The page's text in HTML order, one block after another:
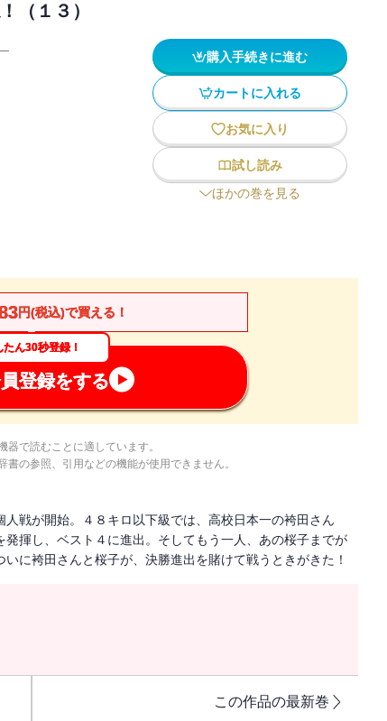
（１３）
購入手続きに進む
カートに入れる
お気に入り
試し読み
ほかの巻を見る
円(税込)で買える！
たん30秒登録！
登録をする
で読むことに適しています。
の参照、引用などの機能が使用できません。
戦が開始。４８キロ以下級では、高校日本一の袴田さん
揮し、ベスト４に進出。そしてもう一人、あの桜子までが
に袴田さんと桜子が、決勝進出を賭けて戦うときがきた！
この作品の最新巻